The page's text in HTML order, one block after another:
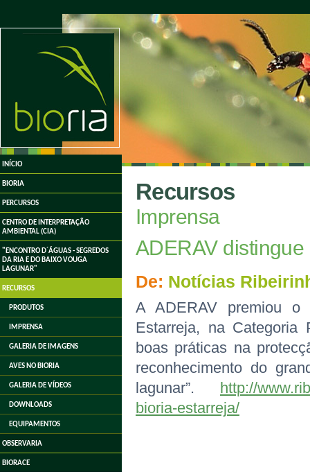
undefined
INÍCIO
BIORIA
PERCURSOS
CENTRO DE INTERPRETAÇÃO
AMBIENTAL (CIA)
"ENCONTRO D´ÁGUAS - SEGREDOS
DA RIA E DO BAIXO VOUGA
LAGUNAR"
RECURSOS
PRODUTOS
IMPRENSA
GALERIA DE IMAGENS
AVES NO BIORIA
GALERIA DE VÍDEOS
DOWNLOADS
EQUIPAMENTOS
OBSERVARIA
BIORACE
Recursos
Imprensa
ADERAV
De: Notícias
A ADERAV premiou o
Estarreja, na Categoria
boas práticas na
reconhecimento do
lagunar”.
http://
bioria-estarreja/